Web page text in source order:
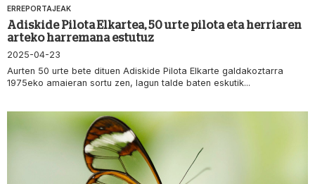
ERREPORTAJEAK
Adiskide Pilota Elkartea, 50 urte pilota eta herriaren
arteko harremana estutuz
2025-04-23
Aurten 50 urte bete dituen Adiskide Pilota Elkarte galdakoztarra
1975eko amaieran sortu zen, lagun talde baten eskutik...